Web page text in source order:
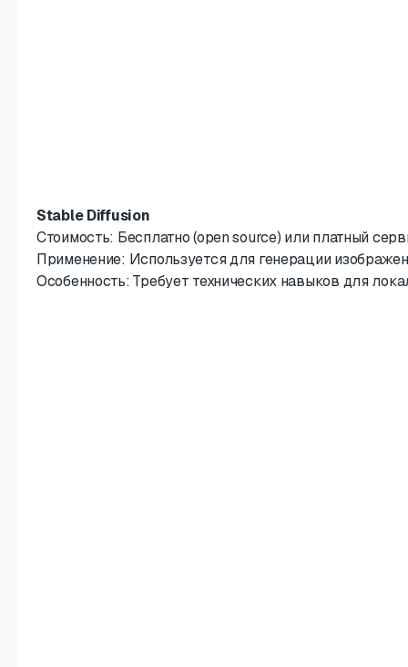
Stable Diffusion
Стоимость: Бесплатно (open source) или платный
Применение: Используется для генерации
Особенность: Требует технических навыков для